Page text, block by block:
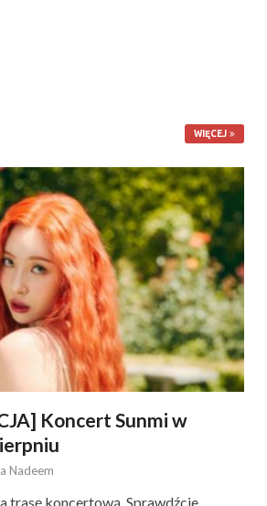
WIĘCEJ
Koncert Sunmi w
Nadeem
trasę koncertową. Sprawdźcie